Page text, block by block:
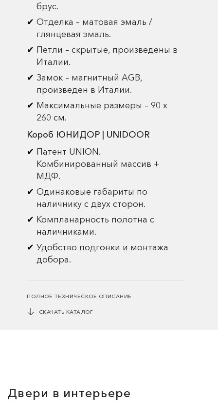
брус.
Отделка – матовая эмаль /
глянцевая эмаль.
Петли – скрытые, произведены в
Италии.
Замок – магнитный AGB,
произведен в Италии.
Максимальные размеры – 90 х
260 см.
Короб ЮНИДОР | UNIDOOR
Патент UNION.
Комбинированный массив +
МДФ.
Одинаковые габариты по
наличнику с двух сторон.
Компланарность полотна с
наличниками.
Удобство подгонки и монтажа
добора.
ПОЛНОЕ ТЕХНИЧЕСКОЕ ОПИСАНИЕ
СКАЧАТЬ КАТАЛОГ
Двери в интерьере